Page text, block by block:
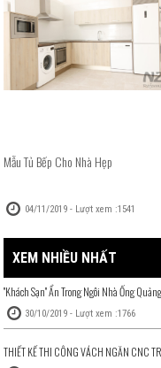
Mẫu Tủ Bếp Cho Nhà Hẹp
04/11/2019 - Lượt xem :1541
XEM NHIỀU NHẤT
''Khách Sạn'' Ẩn Trong Ngôi Nhà Ống
30/10/2019 - Lượt xem :1766
THIẾT KẾ THI CÔNG VÁCH NGĂN CNC